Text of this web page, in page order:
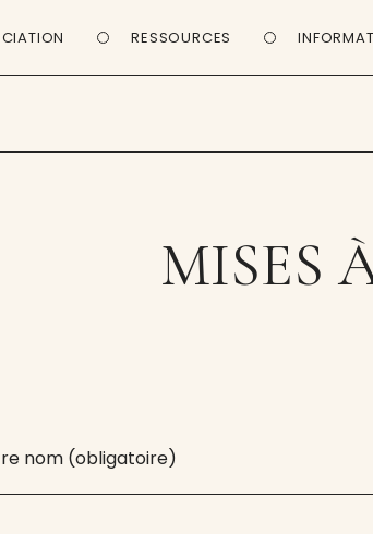
RESSOURCES
MISES
nom (obligatoire)